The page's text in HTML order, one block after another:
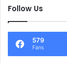
Follow Us
579
Fans